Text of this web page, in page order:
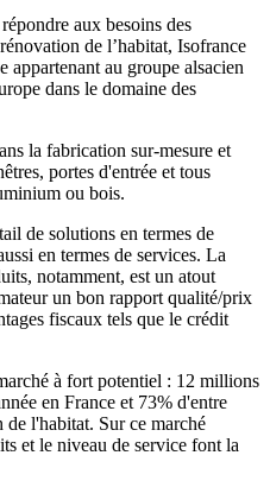
aux besoins des
de l’habitat, Isofrance
appartenant au groupe alsacien
dans le domaine des
la fabrication sur-mesure et
portes d'entrée et tous
ou bois.
de solutions en termes de
en termes de services. La
notamment, est un atout
un bon rapport qualité/prix
fiscaux tels que le crédit
à fort potentiel : 12 millions
en France et 73% d'entre
de l'habitat. Sur ce marché
et le niveau de service font la